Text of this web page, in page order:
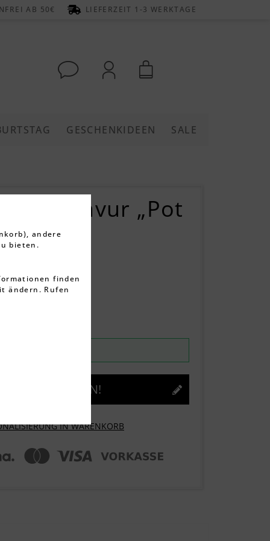
AB 50€ LIEFERZEIT 1-3 WERKTAGE
GESCHENKIDEEN SALE
mit Gravur „Pot
JETZT GESTALTEN!
IN WARENKORB
andere
bieten.
finden
ändern. Rufen